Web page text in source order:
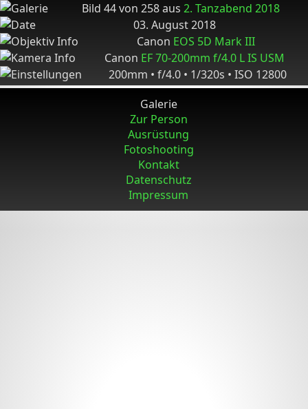
Bild 44 von 258 aus 2. Tanzabend 2018
03. August 2018
Canon EOS 5D Mark III
Canon EF 70-200mm f/4.0 L IS USM
200mm • f/4.0 • 1/320s • ISO 12800
Galerie
Zur Person
Ausrüstung
Fotoshooting
Kontakt
Datenschutz
Impressum